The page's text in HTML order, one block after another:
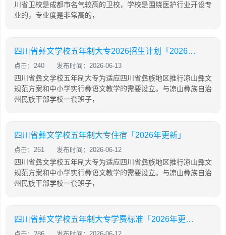
川省卫校是成都市名气较高的卫校，学校是围绕医护行业开设专
业的，专业度是非常高的，
四川省彝文学校五年制大专2026招生计划「2026年更新」
点击：240 发布时间：2026-06-13
四川省彝文学校五年制大专为适应四川省彝族地区推行凉山彝文
规范方案和中小学实行彝语文教学的需要设立。与凉山彝族自治
州民族干部学校一套班子，
四川省彝文学校五年制大专住宿「2026年更新」
点击：261 发布时间：2026-06-12
四川省彝文学校五年制大专为适应四川省彝族地区推行凉山彝文
规范方案和中小学实行彝语文教学的需要设立。与凉山彝族自治
州民族干部学校一套班子，
四川省彝文学校五年制大专学费标准「2026年更新」